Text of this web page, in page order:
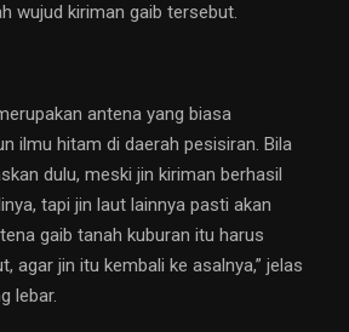
wujud kiriman gaib tersebut.
antena yang biasa
ilmu hitam di daerah pesisiran. Bila
dulu, meski jin kiriman berhasil
tapi jin laut lainnya pasti akan
gaib tanah kuburan itu harus
agar jin itu kembali ke asalnya,” jelas
lebar.